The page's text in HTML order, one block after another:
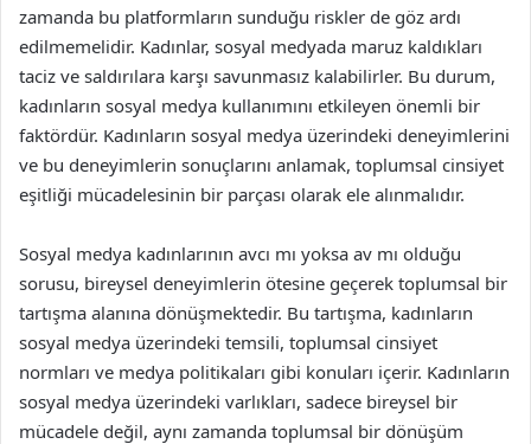
zamanda bu platformların sunduğu riskler de göz ardı
edilmemelidir. Kadınlar, sosyal medyada maruz kaldıkları
taciz ve saldırılara karşı savunmasız kalabilirler. Bu durum,
kadınların sosyal medya kullanımını etkileyen önemli bir
faktördür. Kadınların sosyal medya üzerindeki deneyimlerini
ve bu deneyimlerin sonuçlarını anlamak, toplumsal cinsiyet
eşitliği mücadelesinin bir parçası olarak ele alınmalıdır.
Sosyal medya kadınlarının avcı mı yoksa av mı olduğu
sorusu, bireysel deneyimlerin ötesine geçerek toplumsal bir
tartışma alanına dönüşmektedir. Bu tartışma, kadınların
sosyal medya üzerindeki temsili, toplumsal cinsiyet
normları ve medya politikaları gibi konuları içerir. Kadınların
sosyal medya üzerindeki varlıkları, sadece bireysel bir
mücadele değil, aynı zamanda toplumsal bir dönüşüm